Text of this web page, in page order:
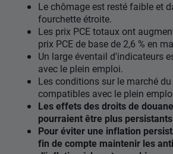
Le chômage est resté faible et
fourchette étroite.
Les prix PCE totaux ont
prix PCE de base de 2,6 % en
Un large éventail d'indicateurs
avec le plein emploi.
Les conditions sur le marché
compatibles avec le plein
Les effets des droits de
pourraient être plus
Pour éviter une inflation
fin de compte maintenir les